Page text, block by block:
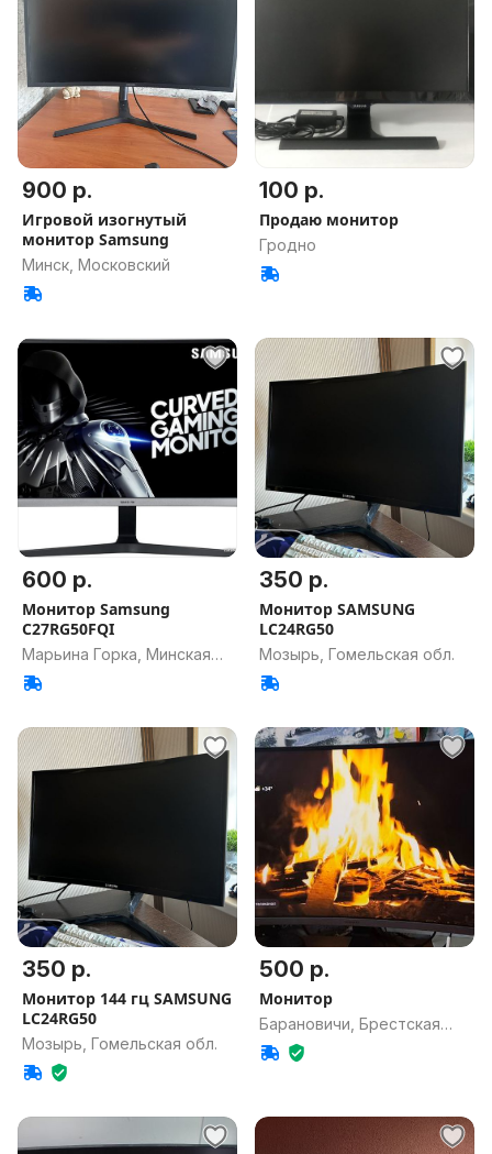
900 р.
Игровой изогнутый
монитор Samsung
Минск, Московский
100 р.
Продаю монитор
Гродно
600 р.
Монитор Samsung
C27RG50FQI
Марьина Горка, Минская
обл.
350 р.
Монитор SAMSUNG
LC24RG50
Мозырь, Гомельская обл.
350 р.
Монитор 144 гц SAMSUNG
LC24RG50
Мозырь, Гомельская обл.
500 р.
Монитор
Барановичи, Брестская
обл.